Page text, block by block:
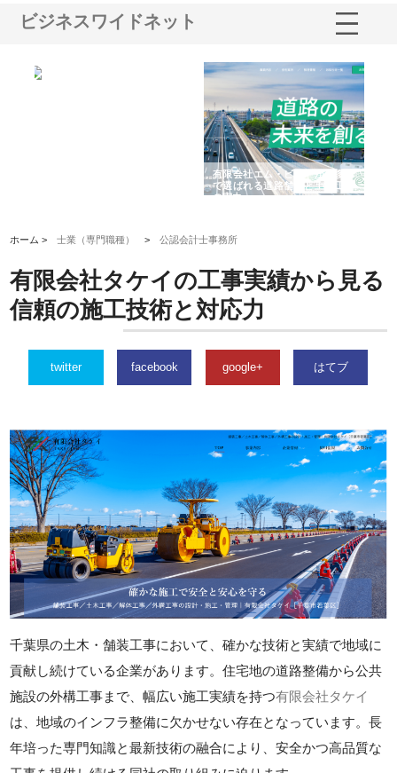
ビジネスワイドネット
有限会社エム・ビルドが南多摩
で選ばれる道路舗装と土木工事
の実力
ホーム >士業（専門職種） >公認会計士事務所
有限会社タケイの工事実績から見る
信頼の施工技術と対応力
twitter facebook google+ はてブ
千葉県の土木・舗装工事において、確かな技術と実績で地域に
貢献し続けている企業があります。住宅地の道路整備から公共
施設の外構工事まで、幅広い施工実績を持つ有限会社タケイ
は、地域のインフラ整備に欠かせない存在となっています。長
年培った専門知識と最新技術の融合により、安全かつ高品質な